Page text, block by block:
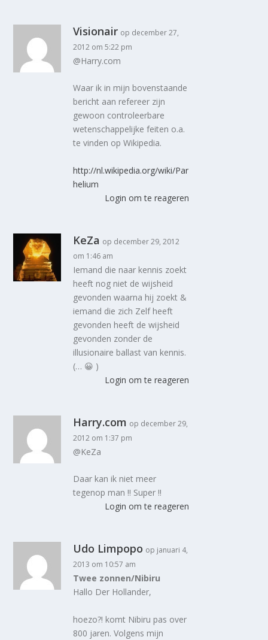
Visionair op december 27,
2012 om 5:22 pm
@Harry.com
Waar ik in mijn bovenstaande
bericht aan refereer zijn
gewoon controleerbare
wetenschappelijke feiten o.a.
te vinden op Wikipedia.
http://nl.wikipedia.org/wiki/Par
helium
Login om te reageren
KeZa op december 29, 2012
om 1:46 am
Iemand die naar kennis zoekt
heeft nog niet de wijsheid
gevonden waarna hij zoekt &
iemand die zich Zelf heeft
gevonden heeft de wijsheid
gevonden zonder de
illusionaire ballast van kennis.
(… 😀 )
Login om te reageren
Harry.com op december 29,
2012 om 1:37 pm
@KeZa
Daar kan ik niet meer
tegenop man !! Super !!
Login om te reageren
Udo Limpopo op januari 4,
2013 om 10:57 am
Twee zonnen/Nibiru
Hallo Der Hollander,
hoezo?! komt Nibiru pas over
800 jaren. Volgens mijn